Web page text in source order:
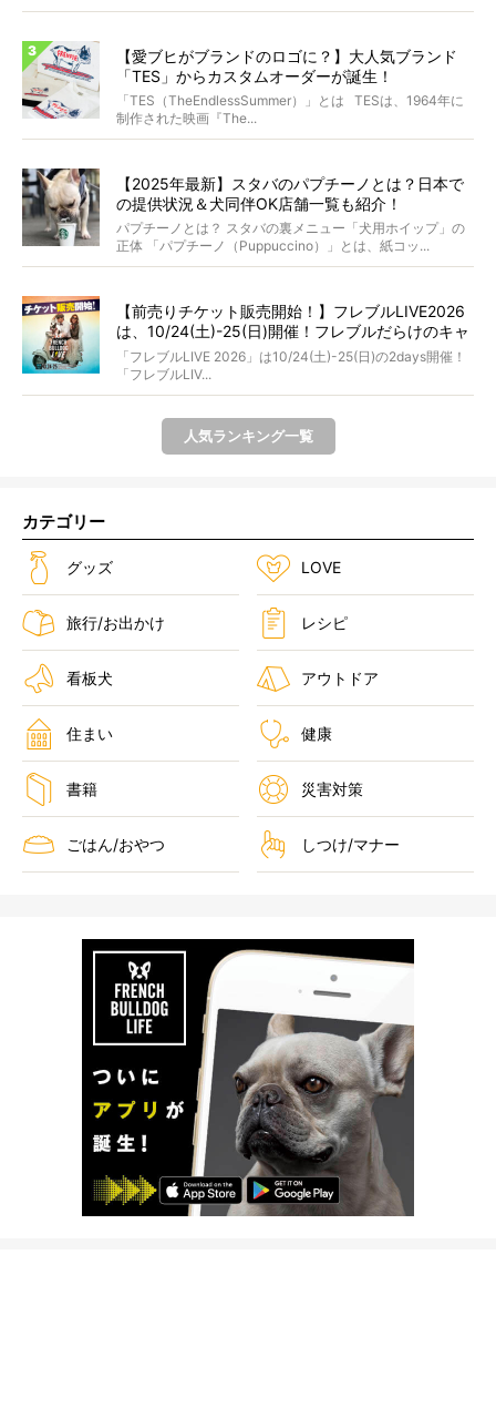
【愛ブヒがブランドのロゴに？】大人気ブランド
「TES」からカスタムオーダーが誕生！
「TES（TheEndlessSummer）」とは TESは、1964年に
制作された映画『The...
【2025年最新】スタバのパプチーノとは？日本で
の提供状況＆犬同伴OK店舗一覧も紹介！
パプチーノとは？ スタバの裏メニュー「犬用ホイップ」の
正体 「パプチーノ（Puppuccino）」とは、紙コッ...
【前売りチケット販売開始！】フレブルLIVE2026
は、10/24(土)-25(日)開催！フレブルだらけのキャ
ンプ・前夜祭・バスプランも新登場!?
「フレブルLIVE 2026」は10/24(土)-25(日)の2days開催！
「フレブルLIV...
人気ランキング一覧
カテゴリー
グッズ LOVE
旅行/お出かけ レシピ
看板犬 アウトドア
住まい 健康
書籍 災害対策
ごはん/おやつ しつけ/マナー